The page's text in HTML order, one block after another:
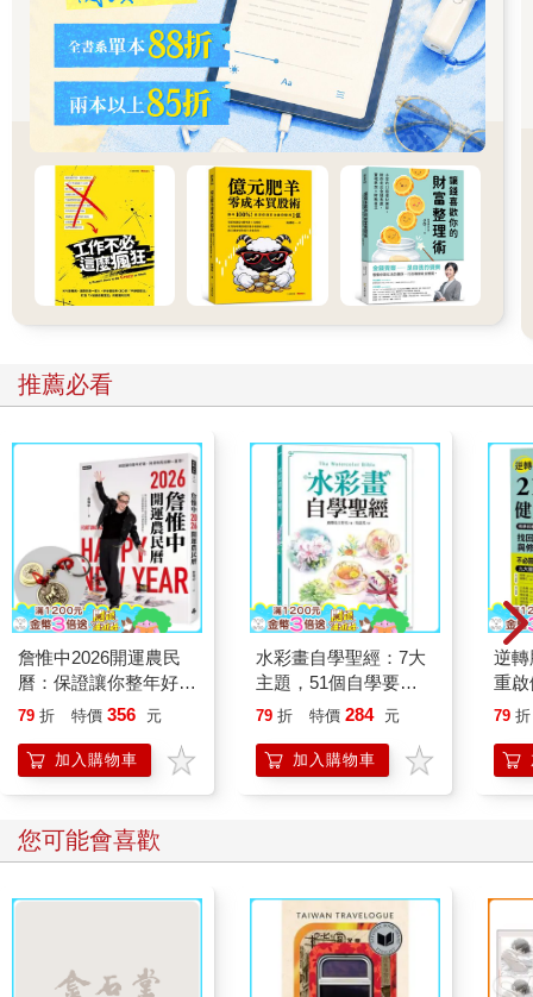
作為家庭的帶領者，父母經常受到挑戰很常見。
以下兩種衝突可以很快的點燃雙方的怒火：學校以及社群媒體，
我會在接下來的章節逐一介紹。
總而言之，男孩需要正向的帶領與明確的引導，同時也需要建立
其他健康的生活習慣，例如均衡營養、多元活動以及適度運動；
在課餘時間，男孩可以學習樂器或參加各式社團活動。
不過，日常生活中有太多令父母苦惱的事，像是如何保持廁所清
潔、打掃環境、飯桌上的規矩、性行為、酗酒等。在家庭生活
中，你會發現許多年輕父母常常掛心卻又不斷受到孩子挑戰，這
些話題或許會讓你面露難色，但正是最需要你展現領導力的時
注意的是：領導力不是萬靈丹，也有其局限性，因為它無法替代
其他需求。例如：父母的愛與平靜、人格和自信。領導力亦無法
孩，能幫到他的不是更多的引導，而是實際改變其經濟狀況。
如果男孩的父母整天爭吵不休，或是雙方離異，這對男孩來說無
疑是一場危機，再好的領導力也無濟於事，男孩需要的是支持。
對於未來沒有願景、沒有信心的男孩而言，談帶領是空談；此
外，男孩被同儕排擠時，僅靠領導力也難以解決，還需要給孩子
安全感與歸屬感。所以，領導力不是萬能，但沒有領導力是萬萬
母愛不能缺乏界線
多數情況下，母親傾向於過度照顧兒子，使他們無法承擔起自己
的責任。過度的母愛和照顧，正是將男孩養育成任性小王子的原
因之一。這種現象當然也存在於所有孩子身上，也有母親會把女
兒寵上天。這些個別現象的背後，隱藏著一種更大的趨勢，即大
多數母親和孩子之間都缺乏明確的邊界。
這不是無意識的選擇，而是出於天性。以下可能有兩方面的原
因。
尤其是面對更暴力、更衝動的男孩，母親很少要求他們參與某事
如果每項要求都需要經過激烈的討價還價，母親就懶得再說了，
為了避開這種衝突的關係，於是她逐漸降低期待：「我還不如自
己做！」——這可以理解，但這也成了一種藉口，因為從長遠來
看，這種輕而易舉的放棄只會害了他們的兒子：讓他們安於享
推薦必看
詹惟中2026開運農民
曆：保證讓你整年好
運、財源快馬加鞭一直
錢五帝錢吊飾】
79 折 特價 356 元
加入購物車
水彩畫自學聖經：7大
主題，51個自學要
點，一本最全面的水彩
79 折 特價 284 元
加入購物車
逆轉
重
糖
復
79 折
您可能會喜歡